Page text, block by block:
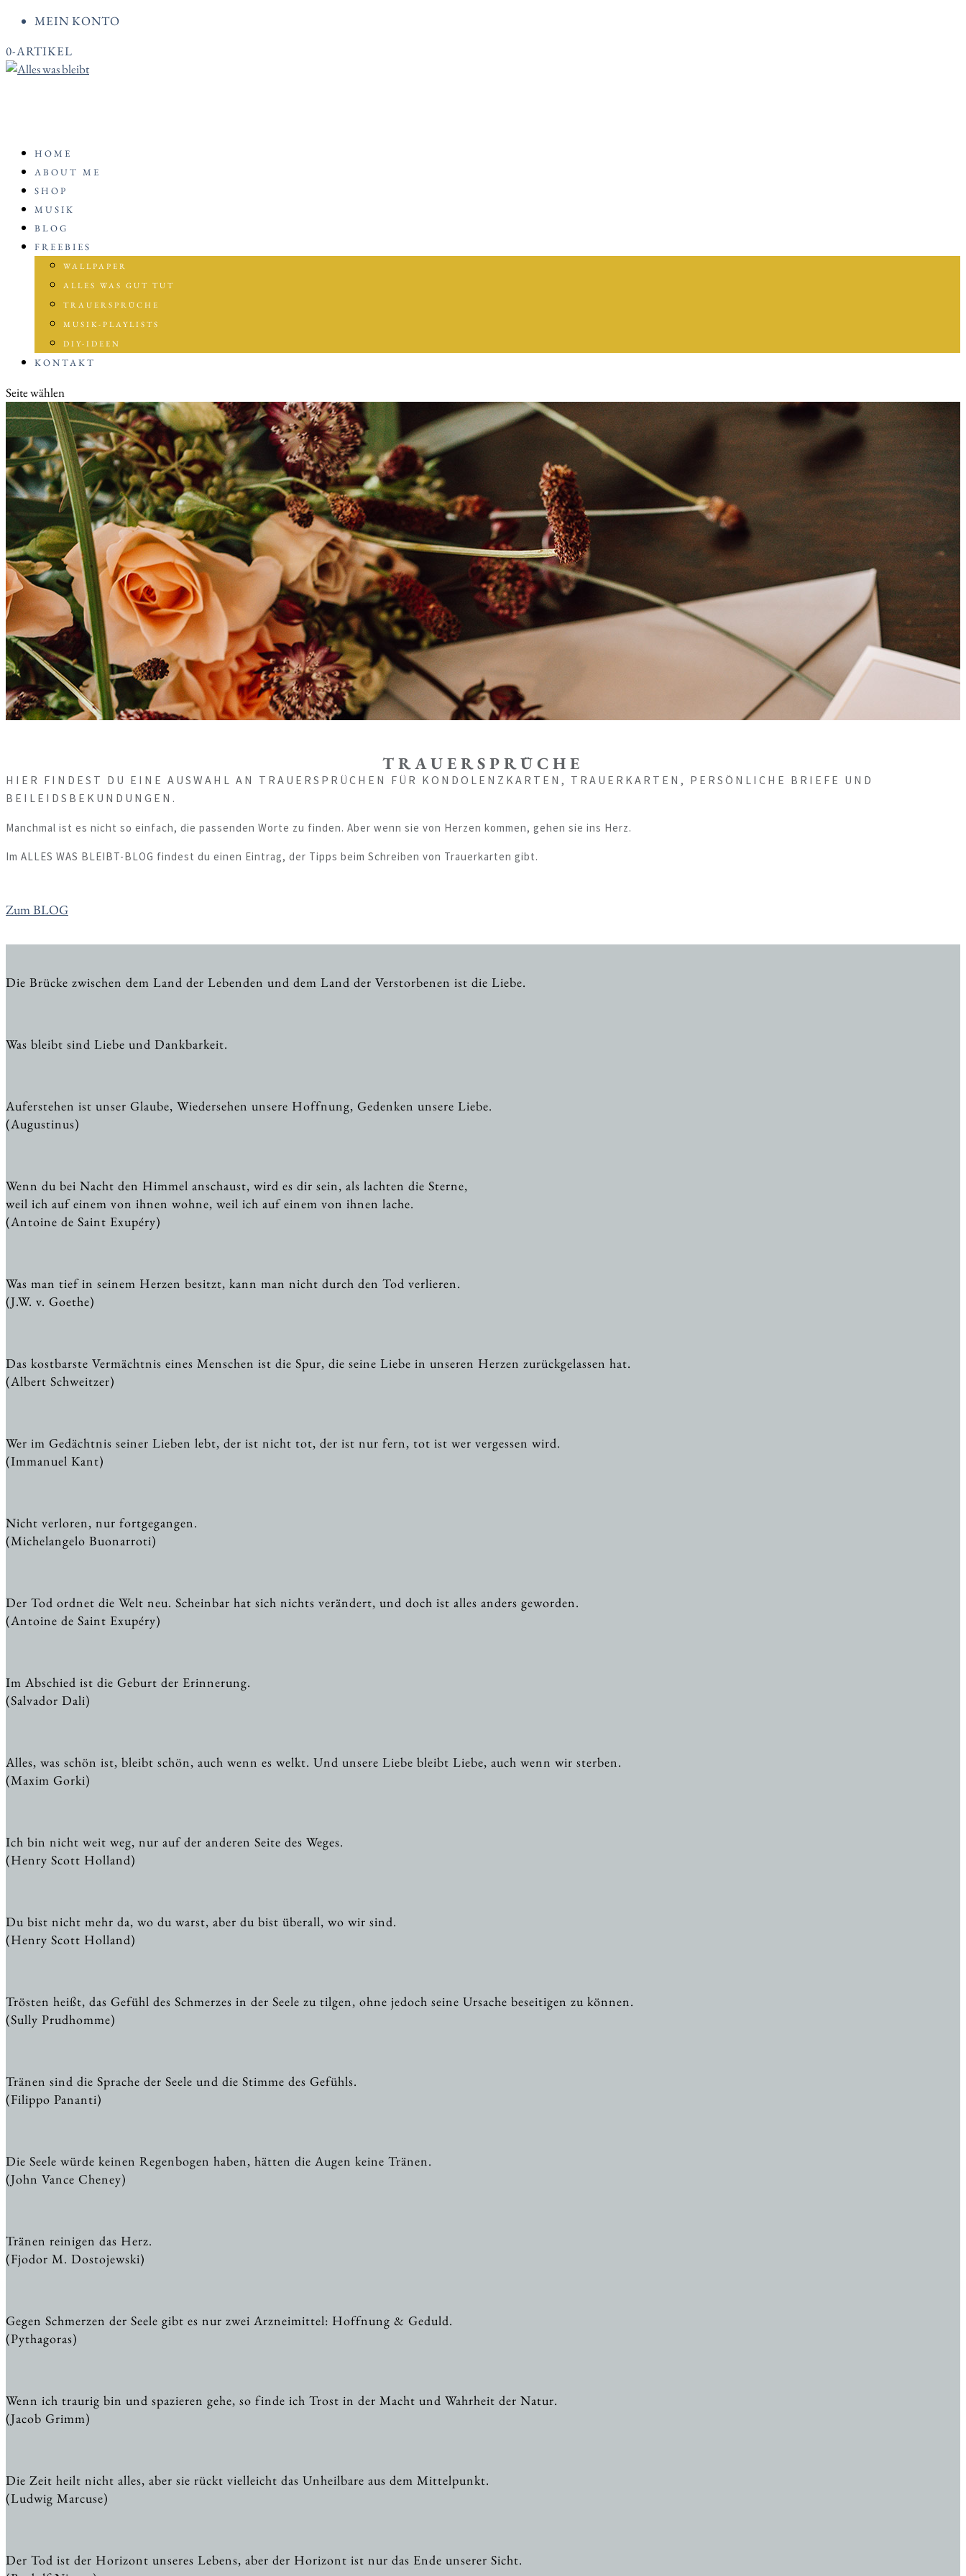
MEIN KONTO
0-ARTIKEL
HOME
ABOUT ME
SHOP
MUSIK
BLOG
FREEBIES
WALLPAPER
ALLES WAS GUT TUT
TRAUERSPRÜCHE
MUSIK-PLAYLISTS
DIY-IDEEN
KONTAKT
Seite wählen
TRAUERSPRÜCHE
HIER FINDEST DU EINE AUSWAHL AN TRAUERSPRÜCHEN FÜR KONDOLENZKARTEN, TRAUERKARTEN, PERSÖNLICHE BRIEFE UND
BEILEIDSBEKUNDUNGEN.
Manchmal ist es nicht so einfach, die passenden Worte zu finden. Aber wenn sie von Herzen kommen, gehen sie ins Herz.
Im ALLES WAS BLEIBT-BLOG findest du einen Eintrag, der Tipps beim Schreiben von Trauerkarten gibt.
Zum BLOG
Die Brücke zwischen dem Land der Lebenden und dem Land der Verstorbenen ist die Liebe.
Was bleibt sind Liebe und Dankbarkeit.
Auferstehen ist unser Glaube, Wiedersehen unsere Hoffnung, Gedenken unsere Liebe.
(Augustinus)
Wenn du bei Nacht den Himmel anschaust, wird es dir sein, als lachten die Sterne,
weil ich auf einem von ihnen wohne, weil ich auf einem von ihnen lache.
(Antoine de Saint Exupéry)
Was man tief in seinem Herzen besitzt, kann man nicht durch den Tod verlieren.
(J.W. v. Goethe)
Das kostbarste Vermächtnis eines Menschen ist die Spur, die seine Liebe in unseren Herzen zurückgelassen hat.
(Albert Schweitzer)
Wer im Gedächtnis seiner Lieben lebt, der ist nicht tot, der ist nur fern, tot ist wer vergessen wird.
(Immanuel Kant)
Nicht verloren, nur fortgegangen.
(Michelangelo Buonarroti)
Der Tod ordnet die Welt neu. Scheinbar hat sich nichts verändert, und doch ist alles anders geworden.
(Antoine de Saint Exupéry)
Im Abschied ist die Geburt der Erinnerung.
(Salvador Dali)
Alles, was schön ist, bleibt schön, auch wenn es welkt. Und unsere Liebe bleibt Liebe, auch wenn wir sterben.
(Maxim Gorki)
Ich bin nicht weit weg, nur auf der anderen Seite des Weges.
(Henry Scott Holland)
Du bist nicht mehr da, wo du warst, aber du bist überall, wo wir sind.
(Henry Scott Holland)
Trösten heißt, das Gefühl des Schmerzes in der Seele zu tilgen, ohne jedoch seine Ursache beseitigen zu können.
(Sully Prudhomme)
Tränen sind die Sprache der Seele und die Stimme des Gefühls.
(Filippo Pananti)
Die Seele würde keinen Regenbogen haben, hätten die Augen keine Tränen.
(John Vance Cheney)
Tränen reinigen das Herz.
(Fjodor M. Dostojewski)
Gegen Schmerzen der Seele gibt es nur zwei Arzneimittel: Hoffnung & Geduld.
(Pythagoras)
Wenn ich traurig bin und spazieren gehe, so finde ich Trost in der Macht und Wahrheit der Natur.
(Jacob Grimm)
Die Zeit heilt nicht alles, aber sie rückt vielleicht das Unheilbare aus dem Mittelpunkt.
(Ludwig Marcuse)
Der Tod ist der Horizont unseres Lebens, aber der Horizont ist nur das Ende unserer Sicht.